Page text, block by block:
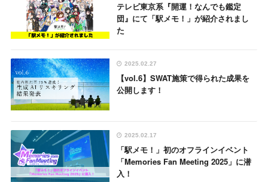
テレビ東京系『開運！なんでも鑑定
団』にて「駅メモ！」が紹介されまし
た
2025.02.27
【vol.6】SWAT施策で得られた成果を
公開します！
2025.02.17
「駅メモ！」初のオフラインイベント
「Memories Fan Meeting 2025」に潜
入！